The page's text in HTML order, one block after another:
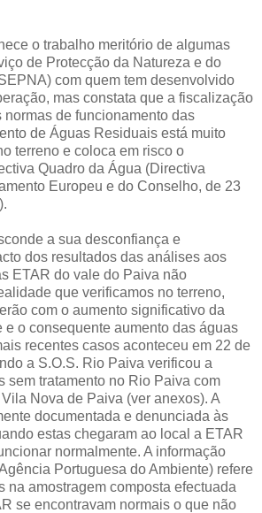
o trabalho meritório de algumas
de Protecção da Natureza e do
com quem tem desenvolvido
mas constata que a fiscalização
normas de funcionamento das
de Águas Residuais está muito
terreno e coloca em risco o
Quadro da Água (Directiva
Europeu e do Conselho, de 23
a sua desconfiança e
dos resultados das análises aos
ETAR do vale do Paiva não
que verificamos no terreno,
com o aumento significativo da
e o consequente aumento das águas
recentes casos aconteceu em 22 de
a S.O.S. Rio Paiva verificou a
sem tratamento no Rio Paiva com
Nova de Paiva (ver anexos). A
documentada e denunciada às
estas chegaram ao local a ETAR
normalmente. A informação
Portuguesa do Ambiente) refere
na amostragem composta efectuada
se encontravam normais o que não